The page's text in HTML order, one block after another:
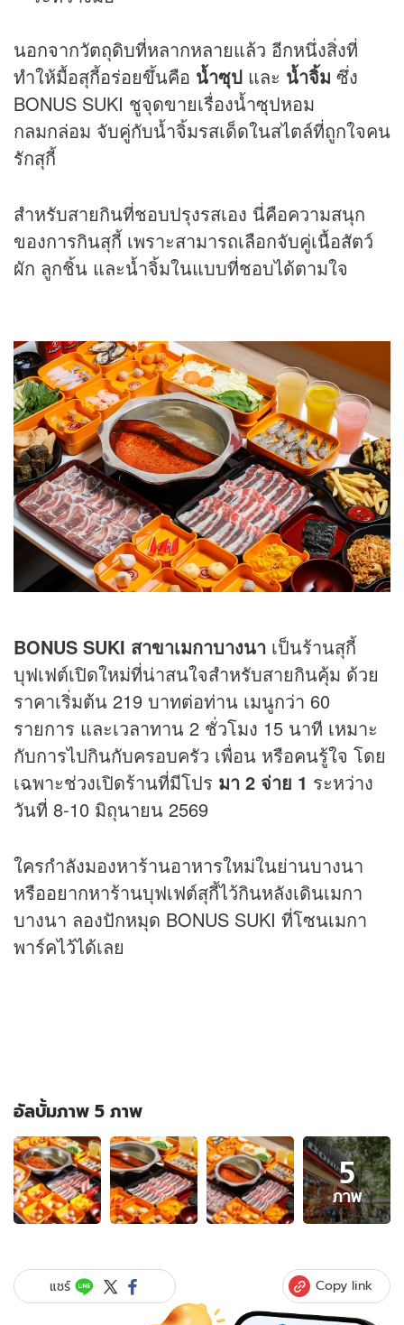
นอกจากวัตถุดิบที่หลากหลายแล้ว อีกหนึ่งสิ่งที่
ทำให้มื้อสุกี้อร่อยขึ้นคือ น้ำซุป และ น้ำจิ้ม ซึ่ง
BONUS SUKI ชูจุดขายเรื่องน้ำซุปหอม
กลมกล่อม จับคู่กับน้ำจิ้มรสเด็ดในสไตล์ที่ถูกใจคน
รักสุกี้
สำหรับสายกินที่ชอบปรุงรสเอง นี่คือความสนุก
ของการกินสุกี้ เพราะสามารถเลือกจับคู่เนื้อสัตว์
ผัก ลูกชิ้น และน้ำจิ้มในแบบที่ชอบได้ตามใจ
BONUS SUKI สาขาเมกาบางนา เป็นร้านสุกี้
บุฟเฟต์เปิดใหม่ที่น่าสนใจสำหรับสายกินคุ้ม ด้วย
ราคาเริ่มต้น 219 บาทต่อท่าน เมนูกว่า 60
รายการ และเวลาทาน 2 ชั่วโมง 15 นาที เหมาะ
กับการไปกินกับครอบครัว เพื่อน หรือคนรู้ใจ โดย
เฉพาะช่วงเปิดร้านที่มีโปร มา 2 จ่าย 1 ระหว่าง
วันที่ 8-10 มิถุนายน 2569
ใครกำลังมองหาร้านอาหารใหม่ในย่านบางนา
หรืออยากหาร้านบุฟเฟต์สุกี้ไว้กินหลังเดินเมกา
บางนา ลองปักหมุด BONUS SUKI ที่โซนเมกา
พาร์คไว้ได้เลย
อัลบั้มภาพ 5 ภาพ
อัลบั้ม
ภาพ
5
ภาพ
ของ
เปิด
ใหม่
5
ภาพ
แชร์ Copy link